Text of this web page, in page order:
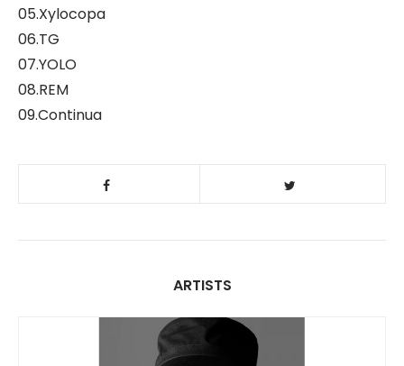
05.Xylocopa
06.TG
07.YOLO
08.REM
09.Continua
ARTISTS